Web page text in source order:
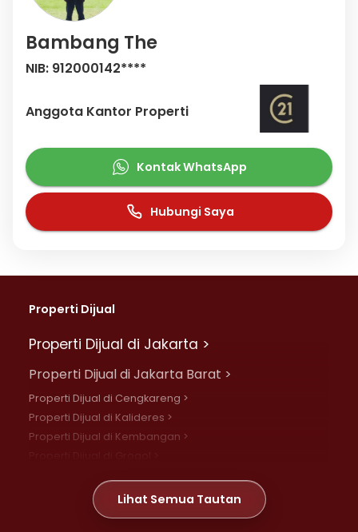
Bambang The
NIB: 912000142****
Anggota Kantor Properti
Kontak WhatsApp
Hubungi Saya
Properti Dijual
Properti Dijual di Jakarta >
Properti Dijual di Jakarta Barat >
Properti Dijual di Cengkareng >
Properti Dijual di Kalideres >
Properti Dijual di Kembangan >
Properti Dijual di Meruya >
Properti Dijual di Jelambar >
Lihat Semua Tautan